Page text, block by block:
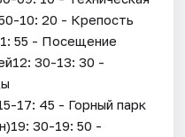
10: 20 - Крепость
55 - Посещение
30-13: 30 -
17: 45 - Горный парк
30-19: 50 -